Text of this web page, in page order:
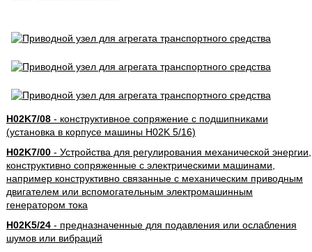
H02K7/08- конструктивное сопряжение с подшипниками
(установка в корпусе машины H02K 5/16)
H02K7/00- Устройства для регулирования механической энергии,
конструктивно сопряженные с электрическими машинами,
например конструктивно связанные с механическим приводным
двигателем или вспомогательным электромашинным
генератором тока
H02K5/24- предназначенные для подавления или ослабления
шумов или вибраций